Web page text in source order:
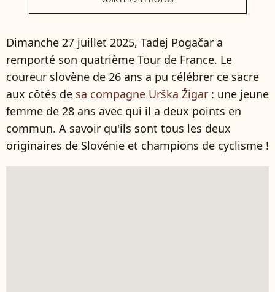
Dimanche 27 juillet 2025, Tadej Pogačar a
remporté son quatrième Tour de France. Le
coureur slovène de 26 ans a pu célébrer ce sacre
aux côtés de sa compagne Urška Žigar : une jeune
femme de 28 ans avec qui il a deux points en
commun. A savoir qu'ils sont tous les deux
originaires de Slovénie et champions de cyclisme !